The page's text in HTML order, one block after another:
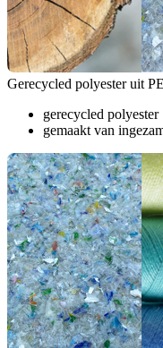
Gerecycled polyester uit
gerecycled polyester
gemaakt van